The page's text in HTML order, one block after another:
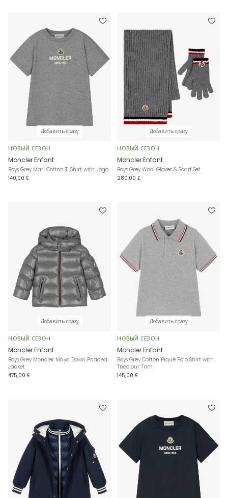
Добавить сразу
НОВЫЙ СЕЗОН
Moncler Enfant
Boys Grey Marl Cotton T-Shirt with Logo
140,00 £
Добавить сразу
НОВЫЙ СЕЗОН
Moncler Enfant
Boys Grey Wool Gloves & Scarf Set
280,00 £
Добавить сразу
НОВЫЙ СЕЗОН
Moncler Enfant
Boys Grey Moncler Maya Down Padded
Jacket
475,00 £
Добавить сразу
НОВЫЙ СЕЗОН
Moncler Enfant
Boys Grey Cotton Piqué Polo Shirt with
Tricolour Trim
145,00 £